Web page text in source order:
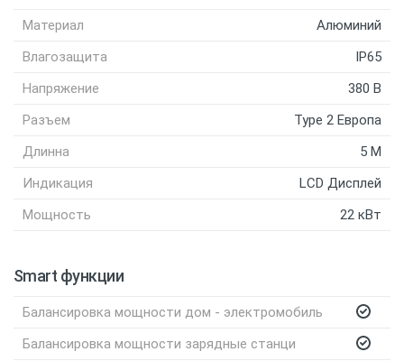
ДОДАТКОВІ ОПЦІЇ
Балансування
Материал
Алюминий
Влагозащита
IP65
Напряжение
380 В
Разъем
Type 2 Европа
Длинна
5 M
Индикация
LCD Дисплей
Мощность
22 кВт
Smart функции
Балансировка мощности дом - электромобиль
Балансировка мощности зарядные станци